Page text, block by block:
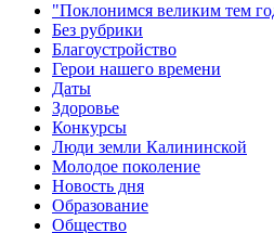
"Поклонимся великим тем
Без рубрики
Благоустройство
Герои нашего времени
Даты
Здоровье
Конкурсы
Люди земли Калининской
Молодое поколение
Новость дня
Образование
Общество